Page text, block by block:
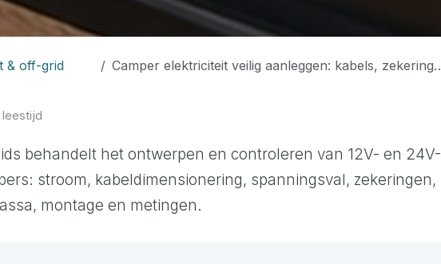
& off-grid
Camper elektriciteit veilig aanleggen: kabels, zekeringen en massa
leestijd
behandelt het ontwerpen en controleren van 12V- en 24V-
stroom, kabeldimensionering, spanningsval, zekeringen,
montage en metingen.